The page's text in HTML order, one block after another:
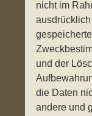
nicht im
und der
die Daten
andere und